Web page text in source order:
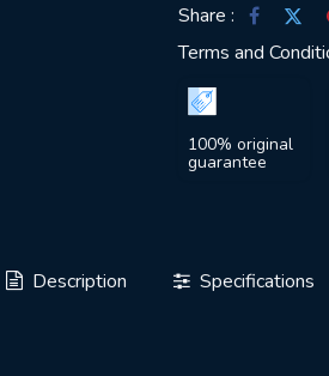
Share :
Terms and
100% original
guarantee
Description Specifications